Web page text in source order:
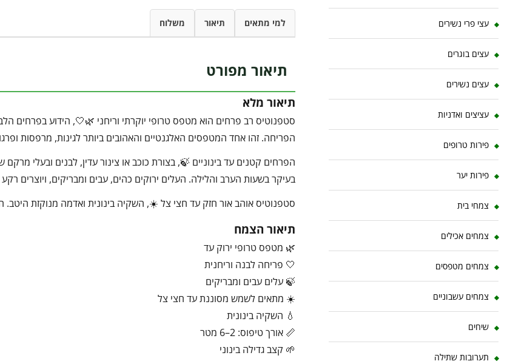
למי מתאים תיאור משלוח
תיאור מפורט
תיאור מלא
סטפנוטיס רב פרחים הוא מטפס טרופי יוקרתי וריחני 🌿🤍, הידוע בפרחים
הפריחה. זהו אחד המטפסים האלגנטיים והאהובים ביותר לגינות, מרפסות
הפרחים קטנים עד בינוניים 🍃, בצורת כוכב או צינור עדין, לבנים ובעלי
בעיקר בשעות הערב והלילה. העלים ירוקים כהים, עבים ומבריקים, ויוצרים
סטפנוטיס אוהב אור חזק עד חצי צל ☀️, השקיה בינונית ואדמה מנוקזת היטב.
תיאור הצמח
🌿 מטפס טרופי ירוק עד
🤍 פריחה לבנה וריחנית
🍃 עלים עבים ומבריקים
☀️ מתאים לשמש מסוננת עד חצי צל
💧 השקיה בינונית
📏 אורך טיפוס: 2–6 מטר
🌱 קצב גדילה בינוני
עצי פרי נשירים
עצים בוגרים
עצים נשירים
עציצים ואדניות
פירות טרופים
פירות יער
צמחי בית
צמחים אכילים
צמחים מטפסים
צמחים עשבוניים
שיחים
תערובות שתילה